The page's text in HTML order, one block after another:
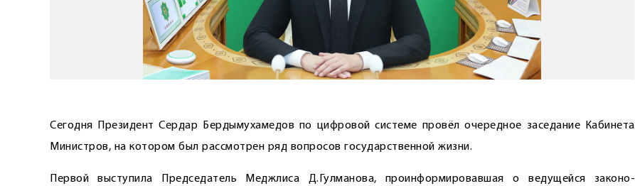
Сегодня Президент Сердар Бердымухамедов по цифровой сис­теме провёл очередное заседание Кабинета
Министров, на котором был рассмотрен ряд вопросов государственной жизни.
Первой выступила Председатель Меджлиса Д.Гулманова, проинформировавшая о ведущейся законо­